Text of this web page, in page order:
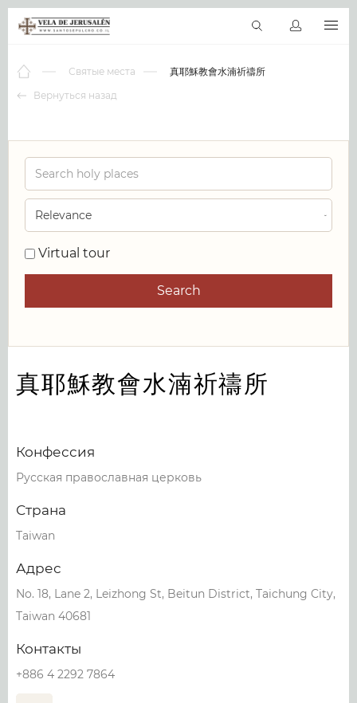
Виртуальные туры
RU
Вернуться назад
Святые места 真耶穌教會水湳祈禱所
Virtual tour
Search
真耶穌教會水湳祈禱所
Конфессия
Русская православная церковь
Страна
Taiwan
Адрес
No. 18, Lane 2, Leizhong St, Beitun District, Taichung City,
Taiwan 40681
Контакты
+886 4 2292 7864